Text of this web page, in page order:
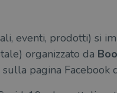
eventi, prodotti) si
organizzato da
pagina Facebook